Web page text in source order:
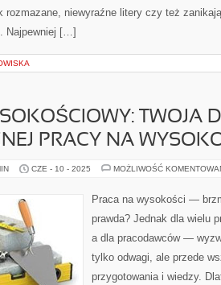
rozmazane, niewyraźne litery czy też
Najpewniej […]
TWOJA
PRACY NA
CZE - 10 - 2025 MOŻLIWOŚĆ
Praca na wysokości —
prawda? Jednak dla wielu
a dla pracodawców —
tylko odwagi, ale przede
przygotowania i wiedzy.